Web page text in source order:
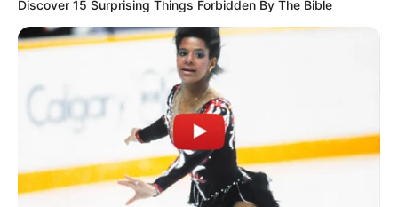
Discover 15 Surprising Things Forbidden By The Bible